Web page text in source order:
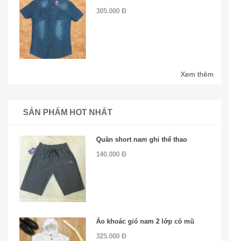
305.000 Đ
Xem thêm
SẢN PHẨM HOT NHẤT
Quần short nam ghi thể thao
140.000 Đ
Áo khoác gió nam 2 lớp có mũ
325.000 Đ